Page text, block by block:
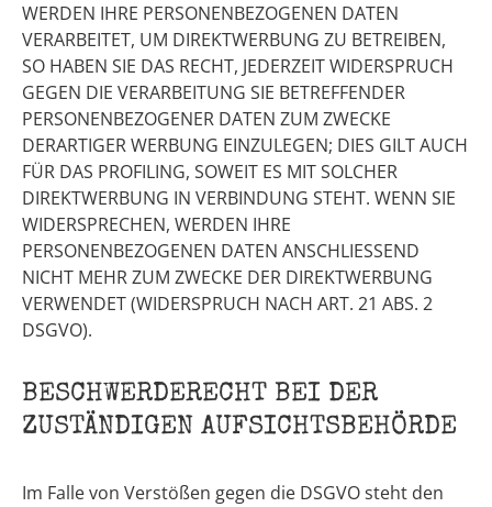
WERDEN IHRE PERSONENBEZOGENEN DATEN
VERARBEITET, UM DIREKTWERBUNG ZU BETREIBEN,
SO HABEN SIE DAS RECHT, JEDERZEIT WIDERSPRUCH
GEGEN DIE VERARBEITUNG SIE BETREFFENDER
PERSONENBEZOGENER DATEN ZUM ZWECKE
DERARTIGER WERBUNG EINZULEGEN; DIES GILT AUCH
FÜR DAS PROFILING, SOWEIT ES MIT SOLCHER
DIREKTWERBUNG IN VERBINDUNG STEHT. WENN SIE
WIDERSPRECHEN, WERDEN IHRE
PERSONENBEZOGENEN DATEN ANSCHLIESSEND
NICHT MEHR ZUM ZWECKE DER DIREKTWERBUNG
VERWENDET (WIDERSPRUCH NACH ART. 21 ABS. 2
DSGVO).
BESCHWERDE­RECHT BEI DER
ZUSTÄNDIGEN AUFSICHTS­BEHÖRDE
Im Falle von Verstößen gegen die DSGVO steht den